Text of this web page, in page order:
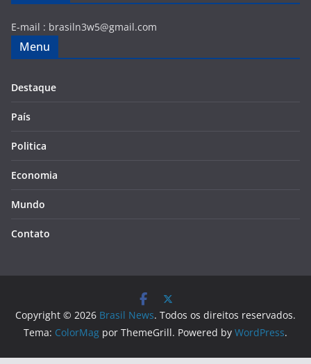
E-mail : brasiln3w5@gmail.com
Menu
Destaque
País
Politica
Economia
Mundo
Contato
Copyright © 2026 Brasil News. Todos os direitos reservados.
Tema: ColorMag por ThemeGrill. Powered by WordPress.